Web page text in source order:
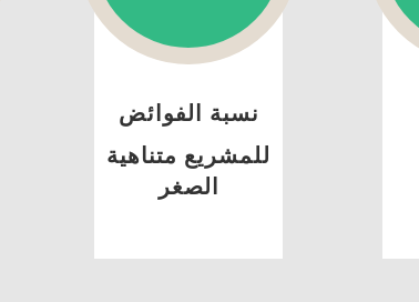
نسبة الفوائض
للمشريع متناهية
الصغر